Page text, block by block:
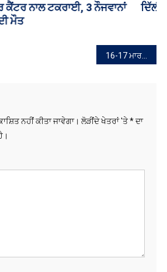
ਨੇ 15 ਸਾਲਾ ਦਾ ਰਿਕਾਰਡ ਤੋੜਿਆ, ਜਨ-
ਜੀਵਨ ਪ੍ਰਭਾਵਿਤ
ਨਹੀਂ ਕੀਤਾ ਜਾਵੇਗਾ। ਲੋੜੀਂਦੇ ਖੇਤਰਾਂ 'ਤੇ*ਦਾ